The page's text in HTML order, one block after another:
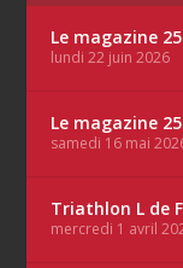
Le magazine
lundi 22 juin 2026
Le magazine
samedi 16 mai
Triathlon L de
mercredi 1 avril